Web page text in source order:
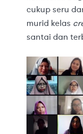
cukup seru
murid kelas
santai dan